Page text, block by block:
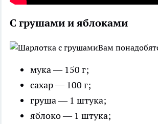
С грушами и яблоками
Вам
мука — 150 г;
сахар — 100 г;
груша — 1 штука;
яблоко — 1 штука;